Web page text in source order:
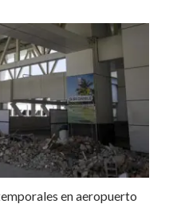
en aeropuerto